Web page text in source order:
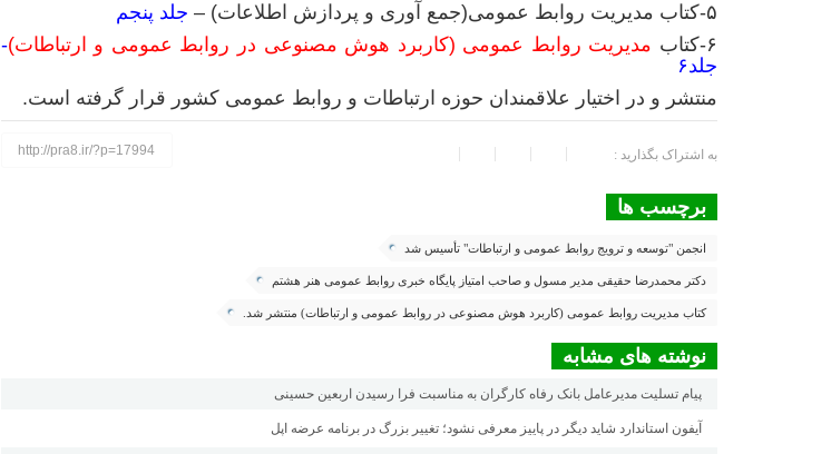
۵-کتاب مدیریت روابط عمومی(جمع آوری و پردازش اطلاعات) –
جلد پنجم
۶-کتاب
مدیریت روابط عمومی (کاربرد هوش مصنوعی در روابط عمومی و ارتباطات)-
جلد۶
منتشر و در اختیار علاقمندان حوزه ارتباطات و روابط عمومی کشور قرار گرفته است.
به اشتراک بگذارید : http://pra8.ir/?p=17994
برچسب ها
انجمن "توسعه و ترویج روابط عمومی و ارتباطات" تأسیس شد
دکتر محمدرضا حقیقی مدیر مسول و صاحب امتیاز پایگاه خبری روابط عمومی هنر هشتم
کتاب مدیریت روابط عمومی (کاربرد هوش مصنوعی در روابط عمومی و ارتباطات) منتشر شد.
نوشته های مشابه
پیام تسلیت مدیرعامل بانک رفاه کارگران به مناسبت فرا رسیدن اربعین حسینی
آیفون استاندارد شاید دیگر در پاییز معرفی نشود؛ تغییر بزرگ در برنامه عرضه اپل